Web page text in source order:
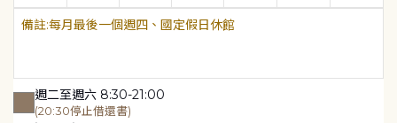
每月最後一個週四、國定假日休館
週二至週六 8:30-21:00
(20:30停止借還書)